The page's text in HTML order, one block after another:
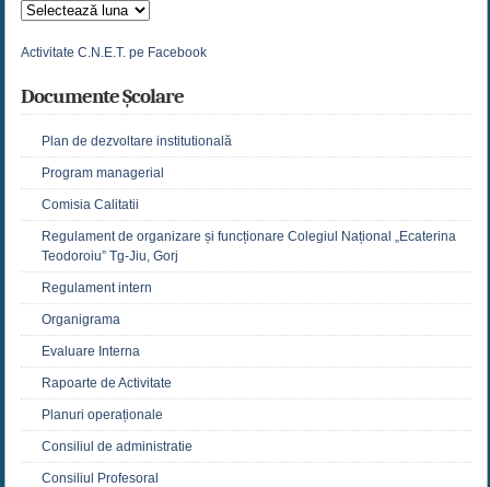
Arhive
Activitate C.N.E.T. pe Facebook
Documente Școlare
Plan de dezvoltare institutională
Program managerial
Comisia Calitatii
Regulament de organizare și funcționare Colegiul Național „Ecaterina
Teodoroiu” Tg-Jiu, Gorj
Regulament intern
Organigrama
Evaluare Interna
Rapoarte de Activitate
Planuri operaționale
Consiliul de administratie
Consiliul Profesoral